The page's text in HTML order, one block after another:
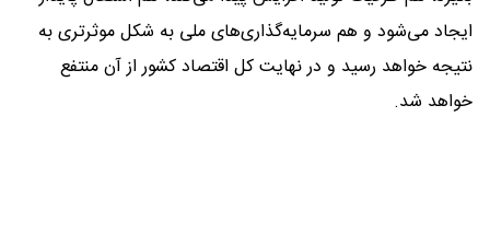
ایجاد می‌شود و هم سرمایه‌گذاری‌های ملی به شکل موثرتری به
نتیجه خواهد رسید و در نهایت کل اقتصاد کشور از آن منتفع
خواهد شد.